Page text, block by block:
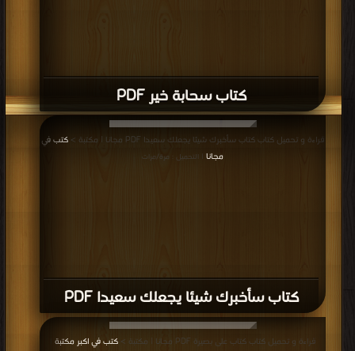
كتاب سحابة خير PDF
كتاب سأخبرك شيئا يجعلك سعيدا PDF
قراءة و تحميل كتاب كتاب سأخبرك شيئا يجعلك سعيدا PDF مجانا | مكتبة >
كتب في
مجانا | التحميل : مرة/مرات
قراءة و تحميل كتاب كتاب على بصيرة PDF مجانا | مكتبة > كتب في اكبر مكتبة